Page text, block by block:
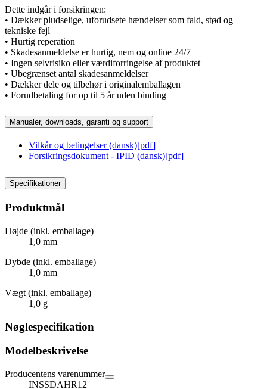
Dette indgår i forsikringen:
• Dækker pludselige, uforudsete hændelser som fald, stød og
tekniske fejl
• Hurtig reperation
• Skadesanmeldelse er hurtig, nem og online 24/7
• Ingen selvrisiko eller værdiforringelse af produktet
• Ubegrænset antal skadesanmeldelser
• Dækker dele og tilbehør i originalemballagen
• Forudbetaling for op til 5 år uden binding
Manualer, downloads, garanti og support
Vilkår og betingelser (dansk)[pdf]
Forsikringsdokument - IPID (dansk)[pdf]
Specifikationer
Produktmål
Højde (inkl. emballage)
1,0 mm
Dybde (inkl. emballage)
1,0 mm
Vægt (inkl. emballage)
1,0 g
Nøglespecifikation
Modelbeskrivelse
Producentens varenummer
INSSDAHR12